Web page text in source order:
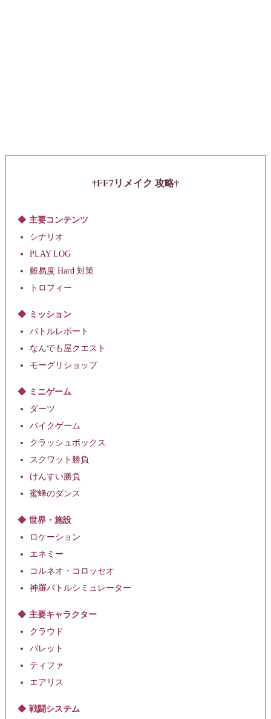
FF7リメイク 攻略
主要コンテンツ
シナリオ
PLAY LOG
難易度 Hard 対策
トロフィー
ミッション
バトルレポート
なんでも屋クエスト
モーグリショップ
ミニゲーム
ダーツ
バイクゲーム
クラッシュボックス
スクワット勝負
けんすい勝負
蜜蜂のダンス
世界・施設
ロケーション
エネミー
コルネオ・コロッセオ
神羅バトルシミュレーター
主要キャラクター
クラウド
バレット
ティファ
エアリス
戦闘システム